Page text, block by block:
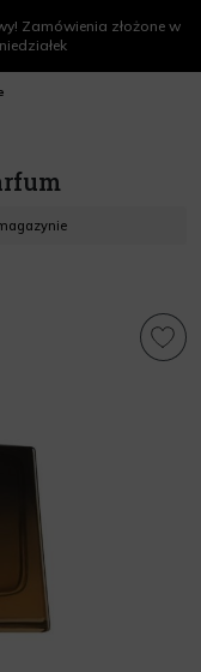
Zamówienia złożone w